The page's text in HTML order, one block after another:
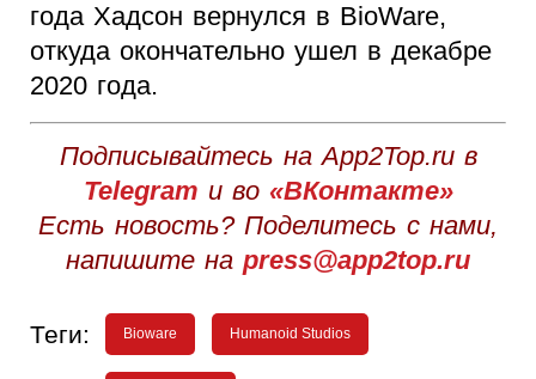
года Хадсон вернулся в BioWare,
откуда окончательно ушел в декабре
2020 года.
Подписывайтесь на App2Top.ru в
Telegram и во «ВКонтакте»
Есть новость? Поделитесь с нами,
напишите на press@app2top.ru
Теги: Bioware Humanoid Studios